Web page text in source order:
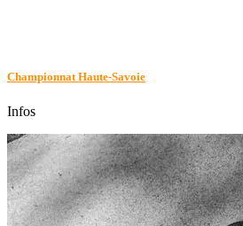
Championnat Haute-Savoie
Infos